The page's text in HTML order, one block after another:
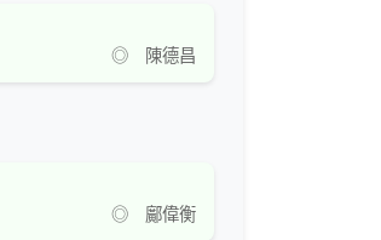
◎ 陳德昌
◎ 鄺偉衡